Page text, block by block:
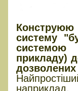
систему
прикладу)